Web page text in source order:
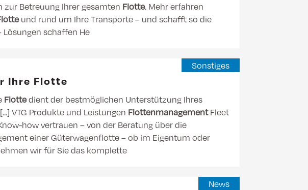
Betreuung Ihrer gesamten Flotte. Mehr erfahren
und rund um Ihre Transporte – und schafft so die
Lösungen schaffen He
Sonstiges
Ihre Flotte
Flottedient der bestmöglichen Unterstützung Ihres
VTG Produkte und Leistungen FlottenmanagementFleet
how vertrauen – von der Beratung über die
einer Güterwagenflotte – ob im Eigentum oder
wir für Sie das komplette
News